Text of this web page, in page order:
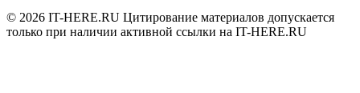
© 2026 IT-HERE.RU Цитирование материалов допускается
только при наличии активной ссылки на IT-HERE.RU